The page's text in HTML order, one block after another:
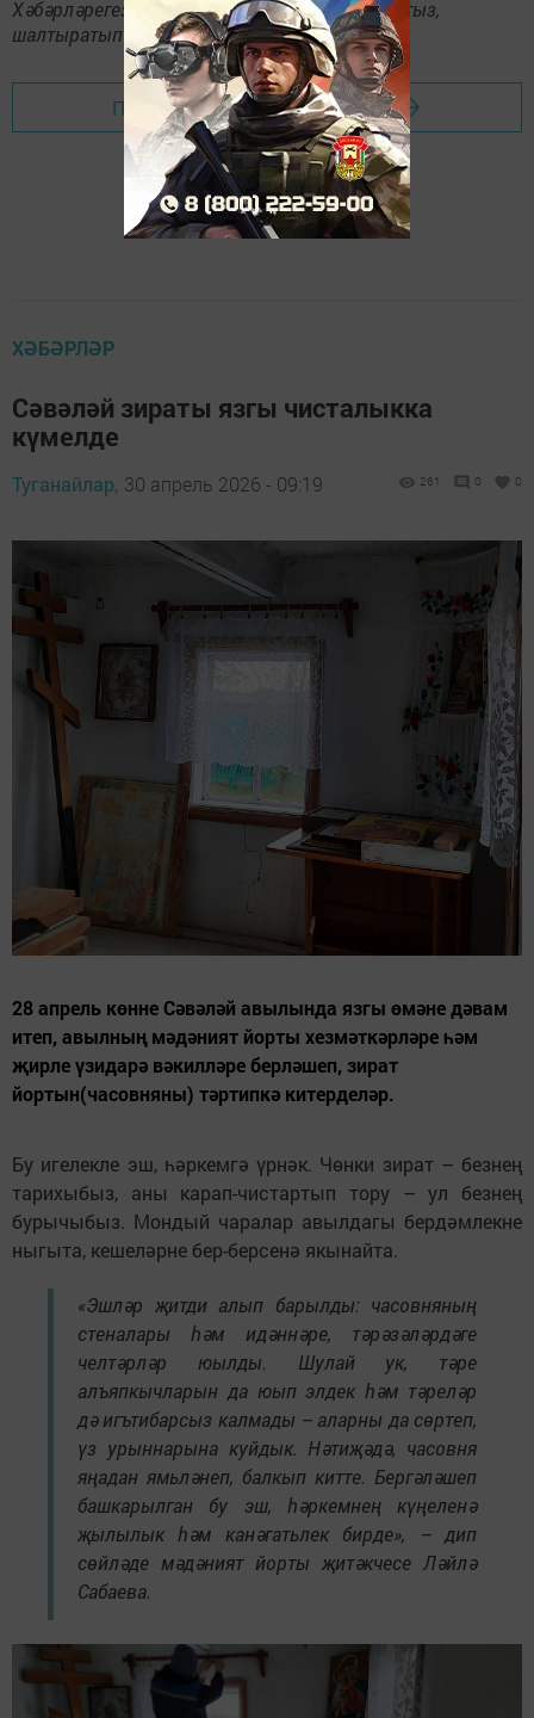
Хәбәрләрегезне 89172509795номерына языгыз,
шалтыратып әйтегез.
Перейти на страницу новости
ХӘБӘРЛӘР
Сәвәләй зираты язгы чисталыкка
күмелде
Туганайлар, 30 апрель 2026 - 09:19 261 0 0
28 апрель көнне Сәвәләй авылында язгы өмәне дәвам
итеп, авылның мәдәният йорты хезмәткәрләре һәм
җирле үзидарә вәкилләре берләшеп, зират
йортын(часовняны) тәртипкә китерделәр.
Бу игелекле эш, һәркемгә үрнәк. Чөнки зират – безнең
тарихыбыз, аны карап-чистартып тору – ул безнең
бурычыбыз. Мондый чаралар авылдагы бердәмлекне
ныгыта, кешеләрне бер-берсенә якынайта.
«Эшләр җитди алып барылды: часовняның
стеналары һәм идәннәре, тәрәзәләрдәге
челтәрләр юылды. Шулай ук, тәре
алъяпкычларын да юып элдек һәм тәреләр
дә игътибарсыз калмады – аларны да сөртеп,
үз урыннарына куйдык. Нәтиҗәдә, часовня
яңадан ямьләнеп, балкып китте. Бергәләшеп
башкарылган бу эш, һәркемнең күңеленә
җылылык һәм канәгатьлек бирде», – дип
сөйләде мәдәният йорты җитәкчесе Ләйлә
Сабаева.